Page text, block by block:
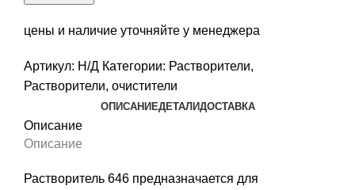
цены и наличие уточняйте у менеджера
Артикул: Н/Д Категории: Растворители,
Растворители, очистители
ОПИСАНИЕДЕТАЛИДОСТАВКА
Описание
Описание
Растворитель 646 предназначается для